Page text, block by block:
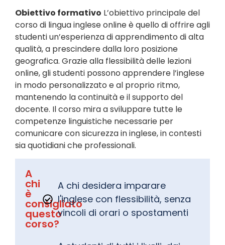
Obiettivo formativo L’obiettivo principale del
corso di lingua inglese online è quello di offrire agli
studenti un’esperienza di apprendimento di alta
qualità, a prescindere dalla loro posizione
geografica. Grazie alla flessibilità delle lezioni
online, gli studenti possono apprendere l’inglese
in modo personalizzato e al proprio ritmo,
mantenendo la continuità e il supporto del
docente. Il corso mira a sviluppare tutte le
competenze linguistiche necessarie per
comunicare con sicurezza in inglese, in contesti
sia quotidiani che professionali.
A
chi
è
consigliato
questo
corso?
A chi desidera imparare
l'inglese con flessibilità, senza
vincoli di orari o spostamenti